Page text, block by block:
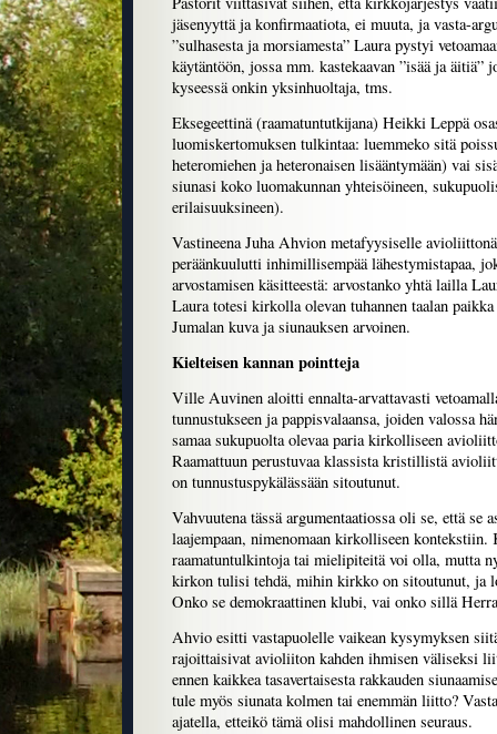
jäsenyyttä ja konfirmaatiota, ei muuta, ja vasta-
”sulhasesta ja morsiamesta” Laura pystyi
käytäntöön, jossa mm. kastekaavan ”isää ja äitiä”
kyseessä onkin yksinhuoltaja, tms.
Eksegeettinä (raamatuntutkijana) Heikki Leppä
luomiskertomuksen tulkintaa: luemmeko sitä
heteromiehen ja heteronaisen lisääntymään) vai
siunasi koko luomakunnan yhteisöineen,
erilaisuuksineen).
Vastineena Juha Ahvion metafyysiselle
peräänkuulutti inhimillisempää lähestymistapaa,
arvostamisen käsitteestä: arvostanko yhtä lailla
Laura totesi kirkolla olevan tuhannen taalan
Jumalan kuva ja siunauksen arvoinen.
Kielteisen kannan pointteja
Ville Auvinen aloitti ennalta-arvattavasti
tunnustukseen ja pappisvalaansa, joiden valossa
samaa sukupuolta olevaa paria kirkolliseen
Raamattuun perustuvaa klassista kristillistä
on tunnustuspykälässään sitoutunut.
Vahvuutena tässä argumentaatiossa oli se, että se
laajempaan, nimenomaan kirkolliseen
raamatuntulkintoja tai mielipiteitä voi olla, mutta
kirkon tulisi tehdä, mihin kirkko on sitoutunut, ja
Onko se demokraattinen klubi, vai onko sillä
Ahvio esitti vastapuolelle vaikean kysymyksen
rajoittaisivat avioliiton kahden ihmisen väliseksi
ennen kaikkea tasavertaisesta rakkauden
tule myös siunata kolmen tai enemmän liitto?
ajatella, etteikö tämä olisi mahdollinen seuraus.